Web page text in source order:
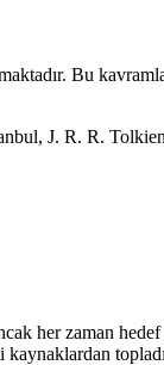
Bu
J. R. R.
her zaman